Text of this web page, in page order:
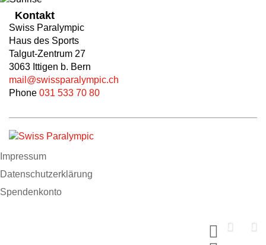
Kontakt
Swiss Paralympic
Haus des Sports
Talgut-Zentrum 27
3063 Ittigen b. Bern
mail@swissparalympic.ch
Phone 031 533 70 80
Impressum
Datenschutzerklärung
Spendenkonto